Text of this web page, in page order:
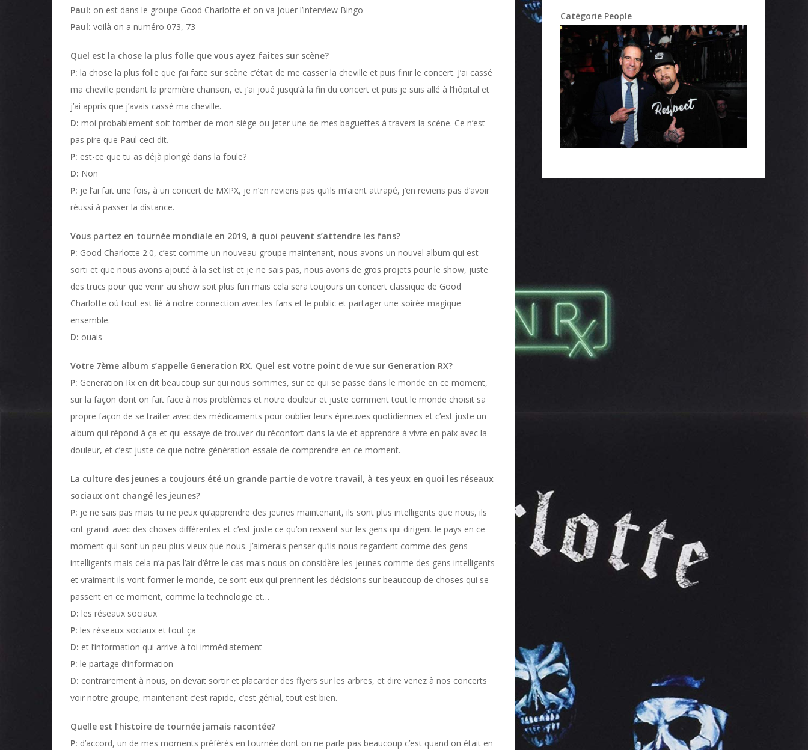
Paul: on est dans le groupe Good Charlotte et on va jouer l’interview Bingo
Paul: voilà on a numéro 073, 73
Quel est la chose la plus folle que vous ayez faites sur scène?
P: la chose la plus folle que j’ai faite sur scène c’était de me casser la cheville et puis finir le concert. J’ai cassé
ma cheville pendant la première chanson, et j’ai joué jusqu’à la fin du concert et puis je suis allé à l’hôpital et
j’ai appris que j’avais cassé ma cheville.
D: moi probablement soit tomber de mon siège ou jeter une de mes baguettes à travers la scène. Ce n’est
pas pire que Paul ceci dit.
P: est-ce que tu as déjà plongé dans la foule?
D: Non
P: je l’ai fait une fois, à un concert de MXPX, je n’en reviens pas qu’ils m’aient attrapé, j’en reviens pas d’avoir
réussi à passer la distance.
Vous partez en tournée mondiale en 2019, à quoi peuvent s’attendre les fans?
P: Good Charlotte 2.0, c’est comme un nouveau groupe maintenant, nous avons un nouvel album qui est
sorti et que nous avons ajouté à la set list et je ne sais pas, nous avons de gros projets pour le show, juste
des trucs pour que venir au show soit plus fun mais cela sera toujours un concert classique de Good
Charlotte où tout est lié à notre connection avec les fans et le public et partager une soirée magique
ensemble.
D: ouais
Votre 7ème album s’appelle Generation RX. Quel est votre point de vue sur Generation RX?
P: Generation Rx en dit beaucoup sur qui nous sommes, sur ce qui se passe dans le monde en ce moment,
sur la façon dont on fait face à nos problèmes et notre douleur et juste comment tout le monde choisit sa
propre façon de se traiter avec des médicaments pour oublier leurs épreuves quotidiennes et c’est juste un
album qui répond à ça et qui essaye de trouver du réconfort dans la vie et apprendre à vivre en paix avec la
douleur, et c’est juste ce que notre génération essaie de comprendre en ce moment.
La culture des jeunes a toujours été un grande partie de votre travail, à tes yeux en quoi les réseaux
sociaux ont changé les jeunes?
P: je ne sais pas mais tu ne peux qu’apprendre des jeunes maintenant, ils sont plus intelligents que nous, ils
ont grandi avec des choses différentes et c’est juste ce qu’on ressent sur les gens qui dirigent le pays en ce
moment qui sont un peu plus vieux que nous. J’aimerais penser qu’ils nous regardent comme des gens
intelligents mais cela n’a pas l’air d’être le cas mais nous on considère les jeunes comme des gens intelligents
et vraiment ils vont former le monde, ce sont eux qui prennent les décisions sur beaucoup de choses qui se
passent en ce moment, comme la technologie et…
D: les réseaux sociaux
P: les réseaux sociaux et tout ça
D: et l’information qui arrive à toi immédiatement
P: le partage d’information
D: contrairement à nous, on devait sortir et placarder des flyers sur les arbres, et dire venez à nos concerts
voir notre groupe, maintenant c’est rapide, c’est génial, tout est bien.
Quelle est l’histoire de tournée jamais racontée?
P: d’accord, un de mes moments préférés en tournée dont on ne parle pas beaucoup c’est quand on était en
Catégorie People